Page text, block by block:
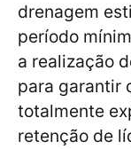
drenagem
período
a realização
para garantir
totalmente
retenção de